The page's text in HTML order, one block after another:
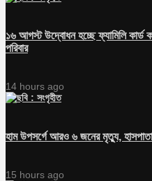
১৬ আগস্ট উদ্বোধন হচ্ছে ফ্যামিলি
পরিবার
14 hours ago
হাম উপসর্গে আরও ৬ জনের মৃত্যু,
15 hours ago